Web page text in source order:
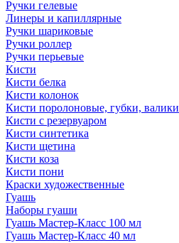
Ручки гелевые
Линеры и капиллярные
Ручки шариковые
Ручки роллер
Ручки перьевые
Кисти
Кисти белка
Кисти колонок
Кисти поролоновые, губки, валики
Кисти с резервуаром
Кисти синтетика
Кисти щетина
Кисти коза
Кисти пони
Краски художественные
Гуашь
Наборы гуаши
Гуашь Мастер-Класс 100 мл
Гуашь Мастер-Класс 40 мл